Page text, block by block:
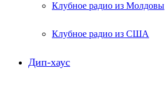
Клубное радио из Молдовы
Клубное радио из США
Дип-хаус